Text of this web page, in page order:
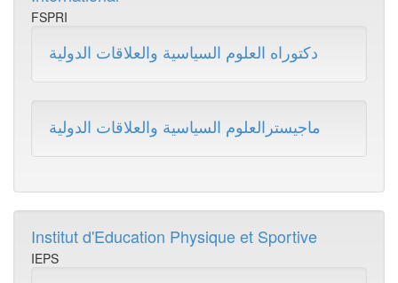
FSPRI
دكتوراه العلوم السياسية والعلاقات الدولية
ماجيسترالعلوم السياسية والعلاقات الدولية
Institut d'Education Physique et Sportive
IEPS